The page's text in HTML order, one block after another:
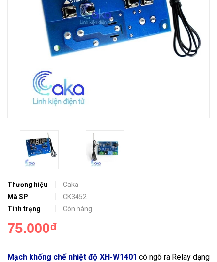
Thương hiệu
Caka
Mã SP
CK3452
Tình trạng
Còn hàng
75.000₫
Mạch khống chế nhiệt độ XH-W1401 có ngõ ra Relay dạng